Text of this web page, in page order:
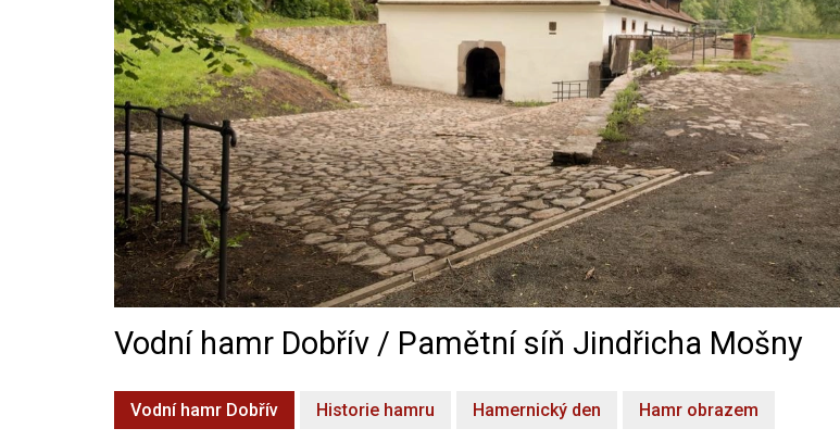
Vodní hamr Dobřív / Pamětní síň Jindřicha Mošny
Vodní hamr Dobřív Historie hamru Hamernický den Hamr obrazem